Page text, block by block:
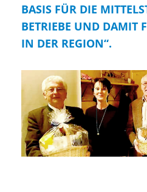
BASIS FÜR DIE
BETRIEBE UND DAMIT
IN DER REGION“.